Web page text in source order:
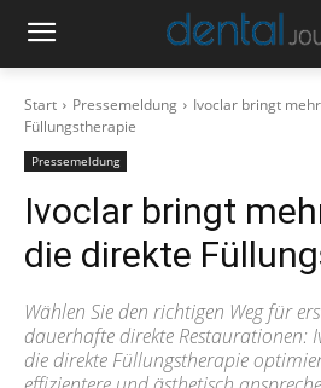
Start Pressemeldung
Ivoclar bringt
Füllungstherapie
Pressemeldung
Ivoclar bringt
die direkte
Wählen Sie den richtigen Weg für
dauerhafte direkte Restaurationen:
die direkte Füllungstherapie